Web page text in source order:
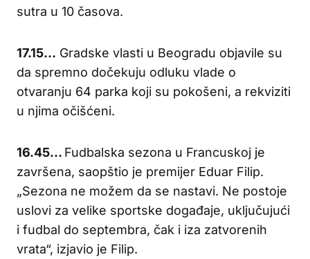
sutra u 10 časova.
17.15… Gradske vlasti u Beogradu objavile su
da spremno dočekuju odluku vlade o
otvaranju 64 parka koji su pokošeni, a rekviziti
u njima očišćeni.
16.45… Fudbalska sezona u Francuskoj je
završena, saopštio je premijer Eduar Filip.
„Sezona ne možem da se nastavi. Ne postoje
uslovi za velike sportske događaje, uključujući
i fudbal do septembra, čak i iza zatvorenih
vrata“, izjavio je Filip.